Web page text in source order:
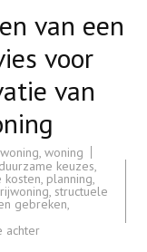
van een
voor
van
, woning
duurzame keuzes,
kosten, planning,
rijwoning, structuele
gebreken,
achterop